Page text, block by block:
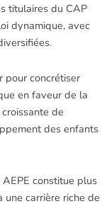
titulaires du CAP
dynamique, avec
pour concrétiser
en faveur de la
de
des enfants
constitue plus
une carrière riche de